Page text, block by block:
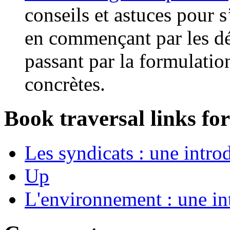
conseils et astuces pour
en commençant par les
passant par la
concrètes.
Book traversal links
Les syndicats : une
Up
L'environnement : une